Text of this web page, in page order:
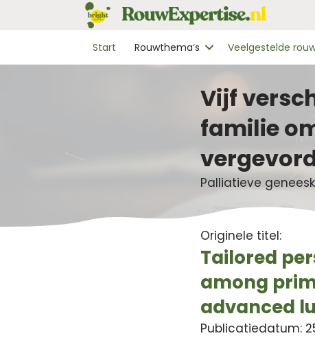
Start Rouwthema’s Veelgestelde
Vijf
familie
Palliatieve
Originele titel:
Tailored
among
advanced
Publicatiedatum: